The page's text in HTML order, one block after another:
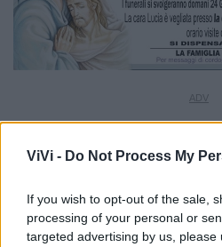
ViVi - Do Not Process My
If you wish to opt-out of the sale,
processing of your personal or
targeted advertising by us, please